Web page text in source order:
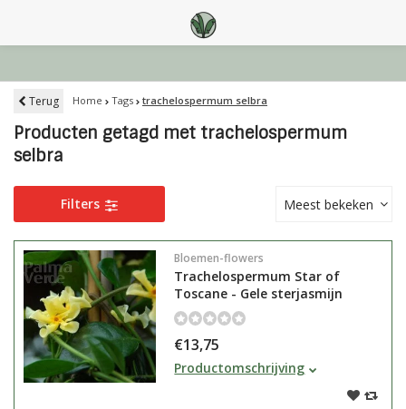
Terug Home Tags trachelospermum selbra
Producten getagd met trachelospermum
selbra
Filters Meest bekeken
Bloemen-flowers
Trachelospermum Star of
Toscane - Gele sterjasmijn
€13,75
Trachelospermum Star of
Toscane of Gele sterjasmijn is
een klimplant en heeft heerlijk
Productomschrijving